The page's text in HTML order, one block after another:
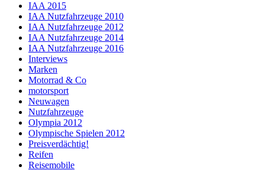
IAA 2015
IAA Nutzfahrzeuge 2010
IAA Nutzfahrzeuge 2012
IAA Nutzfahrzeuge 2014
IAA Nutzfahrzeuge 2016
Interviews
Marken
Motorrad & Co
motorsport
Neuwagen
Nutzfahrzeuge
Olympia 2012
Olympische Spielen 2012
Preisverdächtig!
Reifen
Reisemobile